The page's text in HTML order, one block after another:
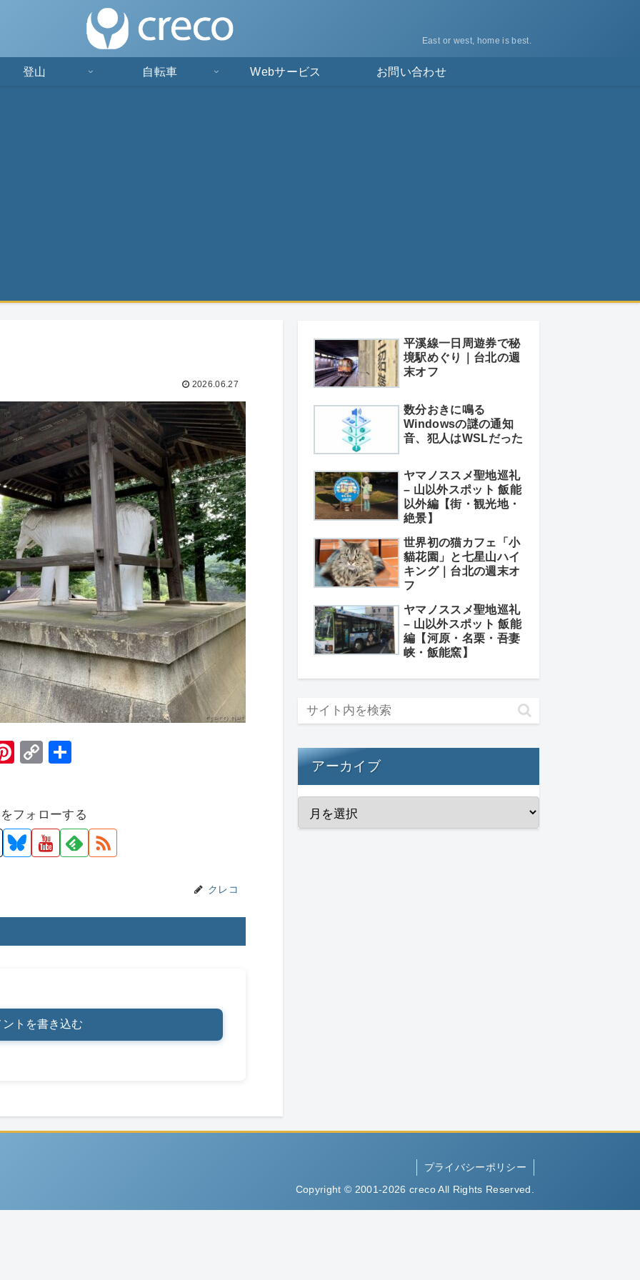
East or west, home is best.
登山 自転車 Webサービス お問い合わせ
2026.06.27
Pi
e
st
C
y
Li
フォローする
クレコ
ントを書き込む
平溪線一日周遊券で秘
境駅めぐり｜台北の週
末オフ
数分おきに鳴る
Windowsの謎の通知
音、犯人はWSLだった
ヤマノススメ聖地巡礼
– 山以外スポット 飯能
以外編【街・観光地・
絶景】
世界初の猫カフェ「小
貓花園」と七星山ハイ
キング｜台北の週末オ
フ
ヤマノススメ聖地巡礼
– 山以外スポット 飯能
編【河原・名栗・吾妻
峡・飯能窯】
アーカイブ
プライバシーポリシー
Copyright © 2001-2026 creco All Rights Reserved.